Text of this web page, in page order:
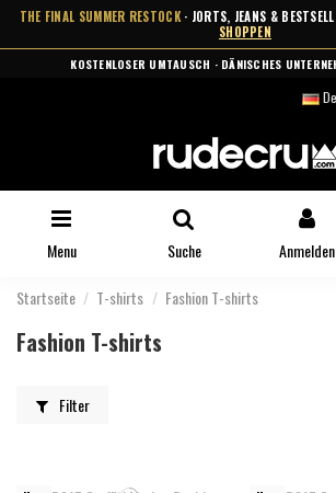
THE FINAL SUMMER RESTOCK· JORTS, JEANS &
SHOPPEN
KOSTENLOSER UMTAUSCH · DÄNISCHES
Menu Suche Anmelden
Startseite T-shirts Fashion T-shirts
Fashion T-shirts
Filter